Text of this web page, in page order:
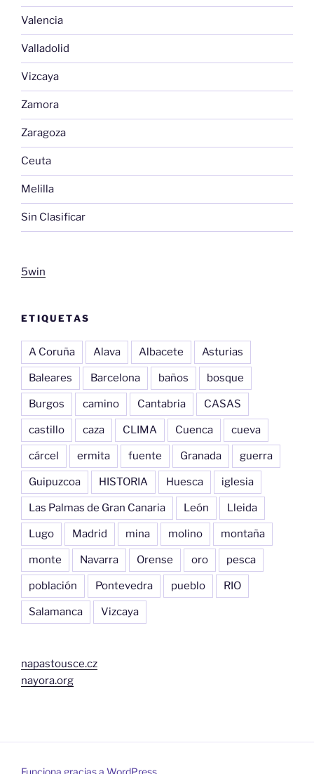
Valencia
Valladolid
Vizcaya
Zamora
Zaragoza
Ceuta
Melilla
Sin Clasificar
5win
ETIQUETAS
A Coruña Alava Albacete Asturias
Baleares Barcelona baños bosque
Burgos camino Cantabria CASAS
castillo caza CLIMA Cuenca cueva
cárcel ermita fuente Granada guerra
Guipuzcoa HISTORIA Huesca iglesia
Las Palmas de Gran Canaria León Lleida
Lugo Madrid mina molino montaña
monte Navarra Orense oro pesca
población Pontevedra pueblo RIO
Salamanca Vizcaya
napastousce.cz
nayora.org